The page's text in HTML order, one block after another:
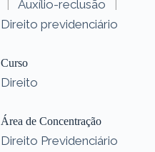
|
Auxílio-reclusão
|
Direito previdenciário
Curso
Direito
Área de Concentração
Direito Previdenciário